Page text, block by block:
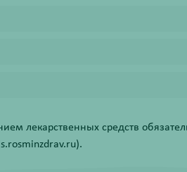
лекарственных средств